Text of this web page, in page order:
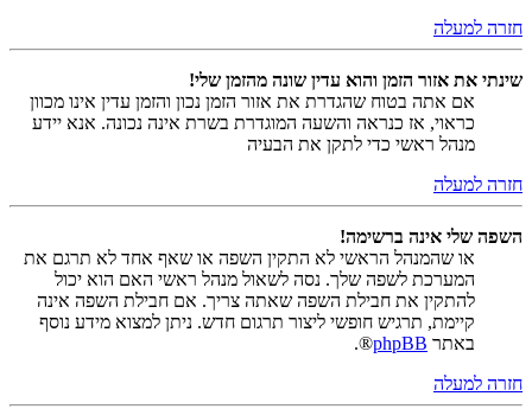
חזרה למעלה
שינתי את אזור הזמן והוא עדין שונה מהזמן שלי!
אם אתה בטוח שהגדרת את אזור הזמן נכון והזמן עדין אינו מכוון
כראוי, אז כנראה והשעה המוגדרת בשרת אינה נכונה. אנא יידע
מנהל ראשי כדי לתקן את הבעיה
חזרה למעלה
השפה שלי אינה ברשימה!
או שהמנהל הראשי לא התקין השפה או שאף אחד לא תרגם את
המערכת לשפה שלך. נסה לשאול מנהל ראשי האם הוא יכול
להתקין את חבילת השפה שאתה צריך. אם חבילת השפה אינה
קיימת, תרגיש חופשי ליצור תרגום חדש. ניתן למצוא מידע נוסף
באתר phpBB
®.
חזרה למעלה